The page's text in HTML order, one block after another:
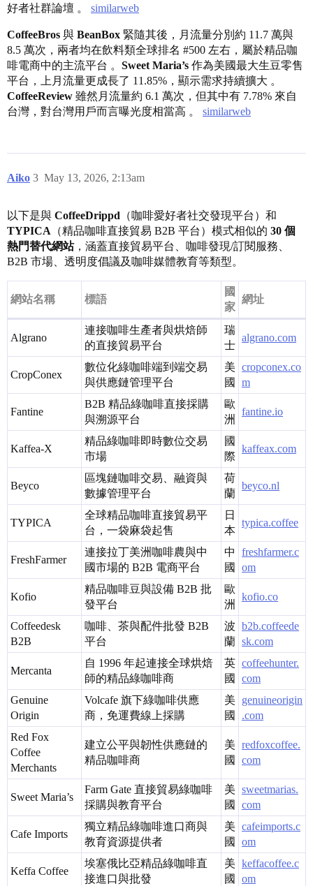
好者社群論壇 。 similarweb
CoffeeBros 與 BeanBox 緊隨其後，月流量分別約 11.7 萬與
8.5 萬次，兩者均在飲料類全球排名 #500 左右，屬於精品咖
啡電商中的主流平台 。 Sweet Maria’s 作為美國最大生豆零售
平台，上月流量更成長了 11.85%，顯示需求持續擴大 。
CoffeeReview 雖然月流量約 6.1 萬次，但其中有 7.78% 來自
台灣，對台灣用戶而言曝光度相當高 。 similarweb
Aiko May 13, 2026, 2:13am
3
以下是與 CoffeeDrippd （咖啡愛好者社交發現平台）和
TYPICA （精品咖啡直接貿易 B2B 平台）模式相似的 30 個
熱門替代網站，涵蓋直接貿易平台、咖啡發現/訂閱服務、
B2B 市場、透明度倡議及咖啡媒體教育等類型。
網站名稱 標語
國
家
網址
Algrano
連接咖啡生產者與烘焙師
的直接貿易平台
瑞
士
algrano.com
CropConex
數位化綠咖啡端到端交易
與供應鏈管理平台
美
國
cropconex.co
m
Fantine
B2B 精品綠咖啡直接採購
與溯源平台
歐
洲
fantine.io
Kaffea-X
精品綠咖啡即時數位交易
市場
國
際
kaffeax.com
Beyco
區塊鏈咖啡交易、融資與
數據管理平台
荷
蘭
beyco.nl
TYPICA
全球精品咖啡直接貿易平
台，一袋麻袋起售
日
本
typica.coffee
FreshFarmer
連接拉丁美洲咖啡農與中
國市場的 B2B 電商平台
中
國
freshfarmer.c
om
Kofio
精品咖啡豆與設備 B2B 批
發平台
歐
洲
kofio.co
Coffeedesk
B2B
咖啡、茶與配件批發 B2B
平台
波
蘭
b2b.coffeede
sk.com
Mercanta
自 1996 年起連接全球烘焙
師的精品綠咖啡商
英
國
coffeehunter.
com
Genuine
Origin
Volcafe 旗下綠咖啡供應
商，免運費線上採購
美
國
genuineorigin
.com
Red Fox
Coffee
Merchants
建立公平與韌性供應鏈的
精品咖啡商
美
國
redfoxcoffee.
com
Sweet Maria’s
Farm Gate 直接貿易綠咖啡
採購與教育平台
美
國
sweetmarias.
com
Cafe Imports
獨立精品綠咖啡進口商與
教育資源提供者
美
國
cafeimports.c
om
Keffa Coffee
埃塞俄比亞精品綠咖啡直
接進口與批發
美
國
keffacoffee.c
om